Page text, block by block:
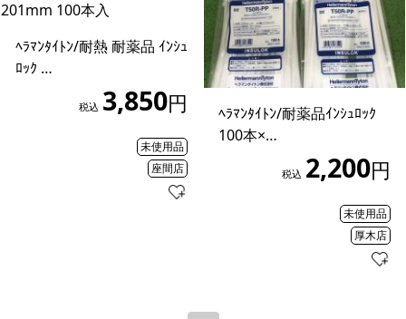
ﾍﾗﾏﾝﾀｲﾄﾝ/耐熱 耐薬品 ｲﾝｼｭ
ﾛｯｸ …
税込 3,850円
未使用品
座間店
ﾍﾗﾏﾝﾀｲﾄﾝ/耐薬品ｲﾝｼｭﾛｯｸ
100本×…
税込 2,200円
未使用品
厚木店